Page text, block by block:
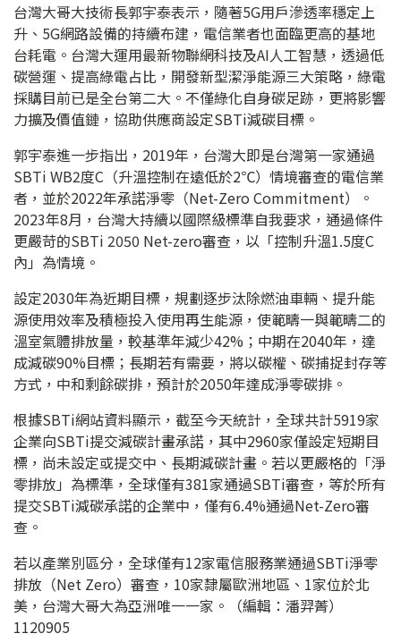
台灣大哥大技術長郭宇泰表示，隨著5G用戶滲透率穩定上
升、5G網路設備的持續布建，電信業者也面臨更高的基地
台耗電。台灣大運用最新物聯網科技及AI人工智慧，透過低
碳營運、提高綠電占比，開發新型潔淨能源三大策略，綠電
採購目前已是全台第二大。不僅綠化自身碳足跡，更將影響
力擴及價值鏈，協助供應商設定SBTi減碳目標。
郭宇泰進一步指出，2019年，台灣大即是台灣第一家通過
SBTi WB2度C（升溫控制在遠低於2℃）情境審查的電信業
者，並於2022年承諾淨零（Net-Zero Commitment）。
2023年8月，台灣大持續以國際級標準自我要求，通過條件
更嚴苛的SBTi 2050 Net-zero審查，以「控制升溫1.5度C
內」為情境。
設定2030年為近期目標，規劃逐步汰除燃油車輛、提升能
源使用效率及積極投入使用再生能源，使範疇一與範疇二的
溫室氣體排放量，較基準年減少42%；中期在2040年，達
成減碳90%目標；長期若有需要，將以碳權、碳捕捉封存等
方式，中和剩餘碳排，預計於2050年達成淨零碳排。
根據SBTi網站資料顯示，截至今天統計，全球共計5919家
企業向SBTi提交減碳計畫承諾，其中2960家僅設定短期目
標，尚未設定或提交中、長期減碳計畫。若以更嚴格的「淨
零排放」為標準，全球僅有381家通過SBTi審查，等於所有
提交SBTi減碳承諾的企業中，僅有6.4%通過Net-Zero審
查。
若以產業別區分，全球僅有12家電信服務業通過SBTi淨零
排放（Net Zero）審查，10家隸屬歐洲地區、1家位於北
美，台灣大哥大為亞洲唯一一家。（編輯：潘羿菁）
1120905